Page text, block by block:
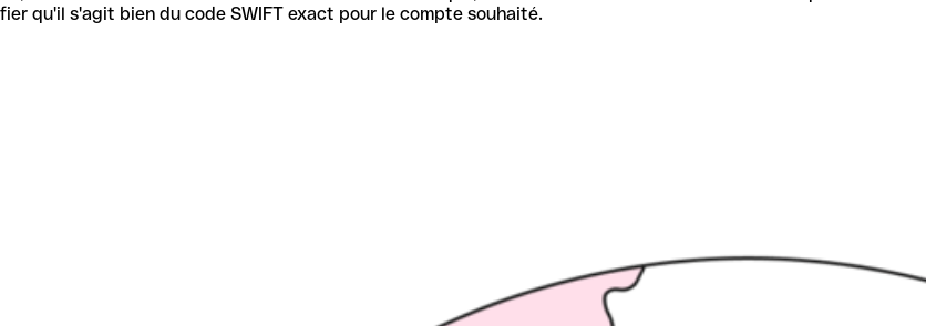
qu'il s'agit bien du code SWIFT exact pour le compte souhaité.